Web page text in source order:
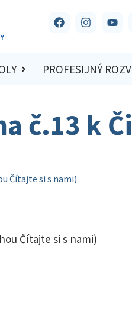
PROFESIJNÝ
č.13 k
Čítajte si s nami)
Čítajte si s nami)